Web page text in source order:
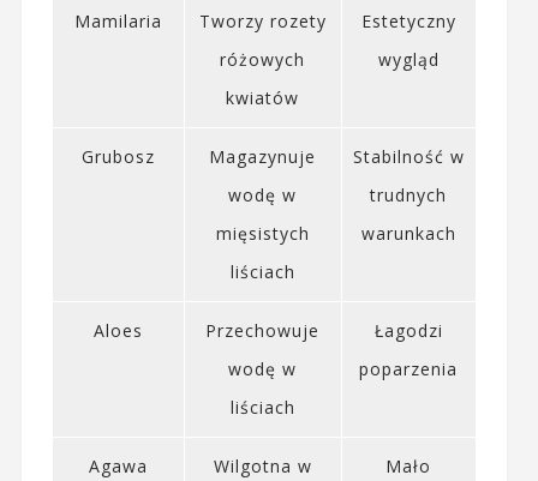
Mamilaria
Tworzy rozety
różowych
kwiatów
Estetyczny
wygląd
Grubosz
Magazynuje
wodę w
mięsistych
liściach
Stabilność w
trudnych
warunkach
Aloes
Przechowuje
wodę w
liściach
Łagodzi
poparzenia
Agawa
Wilgotna w
Mało